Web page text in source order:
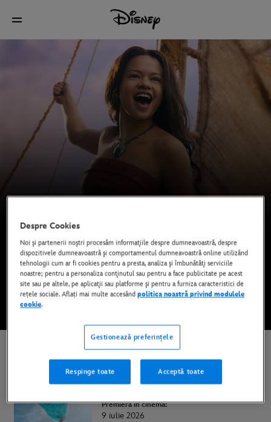
Acum în cinema
URMĂREȘTE RECLAMA
Vaiana
Premiera în cinema:
9 iulie 2026
Despre Cookies
Noi şi partenerii noştri procesăm informaţiile despre dumneavoastră, despre
dispozitivele dumneavoastră şi comportamentul dumneavoastră online utilizând
tehnologii cum ar fi cookies pentru a presta, analiza şi îmbunătăţi serviciile
noastre; pentru a personaliza conţinutul sau pentru a face publicitate pe acest
site sau pe altele, pe aplicaţii sau platforme şi pentru a furniza caracteristici de
rețele sociale. Aflați mai multe accesândpolitica noastră privind modulele
cookie.
Gestionează preferințele
Respinge toate Acceptă toate